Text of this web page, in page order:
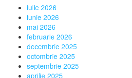
iulie 2026
iunie 2026
mai 2026
februarie 2026
decembrie 2025
octombrie 2025
septembrie 2025
aprilie 2025